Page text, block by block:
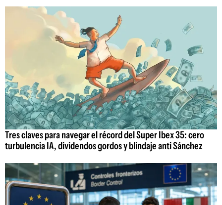
Tres claves para navegar el récord del Super Ibex 35: cero
turbulencia IA, dividendos gordos y blindaje anti Sánchez